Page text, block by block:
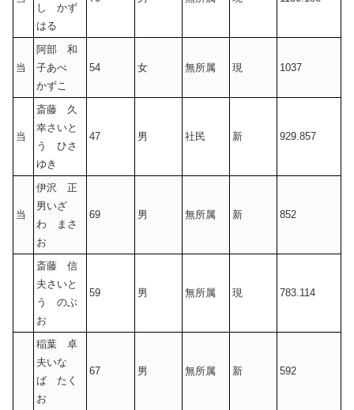
し かず
はる
当
阿部 和
子あべ
かずこ
54 女 無所属 現 1037
当
斎藤 久
幸さいと
う ひさ
ゆき
47 男 社民 新 929.857
当
伊沢 正
男いざ
わ まさ
お
69 男 無所属 新 852
斎藤 信
夫さいと
う のぶ
お
59 男 無所属 現 783.114
稲葉 卓
夫いな
ば たく
お
67 男 無所属 新 592